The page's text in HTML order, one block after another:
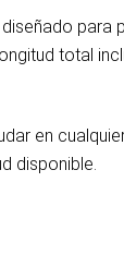
para
total
en
disponible.